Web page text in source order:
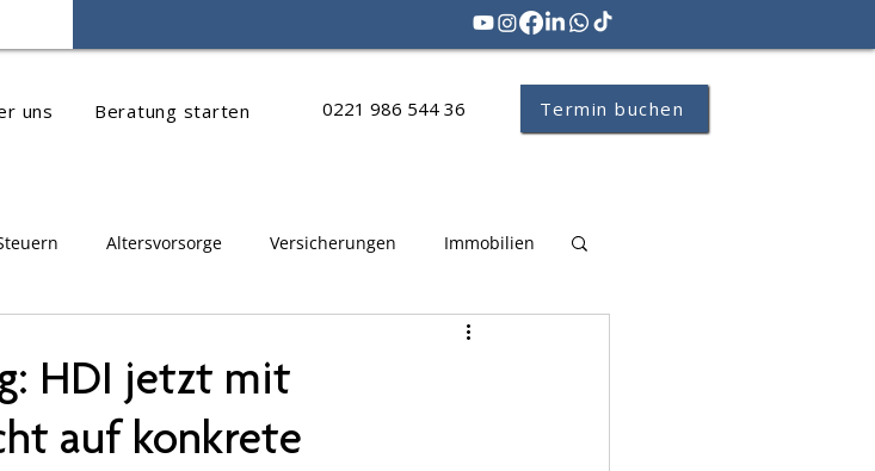
uns Beratung starten 0221 986 544 36 Termin buchen
Altersvorsorge Versicherungen Immobilien
HDI jetzt mit
auf konkrete